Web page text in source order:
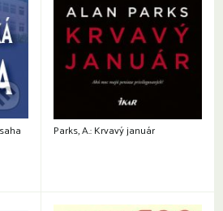
Parks, A.: Krvavý január